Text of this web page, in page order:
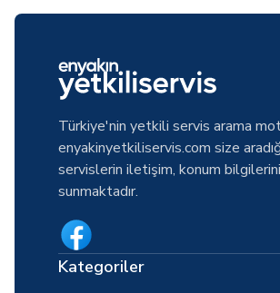
Türkiye'nin yetkili servis arama
enyakinyetkiliservis.com size
servislerin iletişim, konum bilgilerini
sunmaktadır.
Kategoriler